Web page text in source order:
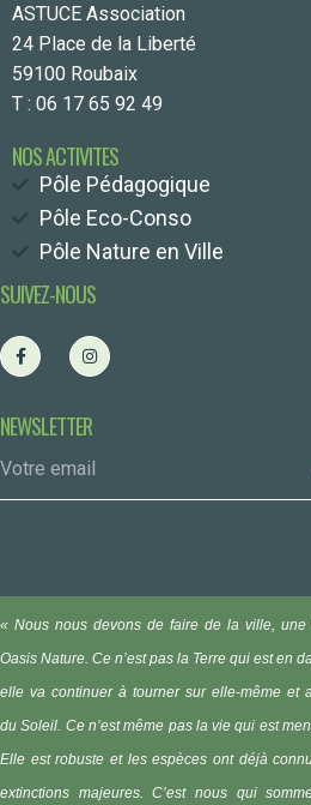
ASTUCE Association
24 Place de la Liberté
59100 Roubaix
T : 06 17 65 92 49
NOS ACTIVITES
Pôle Pédagogique
Pôle Eco-Conso
Pôle Nature en Ville
SUIVEZ-NOUS
NEWSLETTER
« Nous nous devons de faire de la ville, une
Oasis Nature. Ce n’est pas la Terre qui est en
elle va continuer à tourner sur elle-même et
du Soleil. Ce n’est même pas la vie qui est
Elle est robuste et les espèces ont déjà
extinctions majeures. C’est nous qui